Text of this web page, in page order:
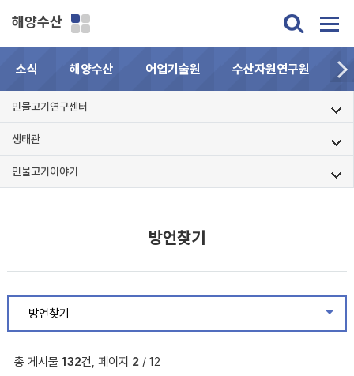
해양수산
소식 해양수산 어업기술원 수산자원연구원
민물고기연구센터
생태관
민물고기이야기
방언찾기
방언찾기
총 게시물 132건, 페이지 2/ 12